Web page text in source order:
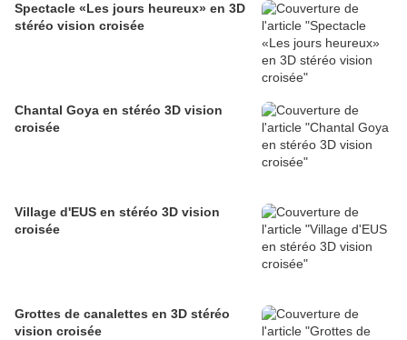
Spectacle «Les jours heureux» en 3D
stéréo vision croisée
Chantal Goya en stéréo 3D vision
croisée
Village d'EUS en stéréo 3D vision
croisée
Grottes de canalettes en 3D stéréo
vision croisée